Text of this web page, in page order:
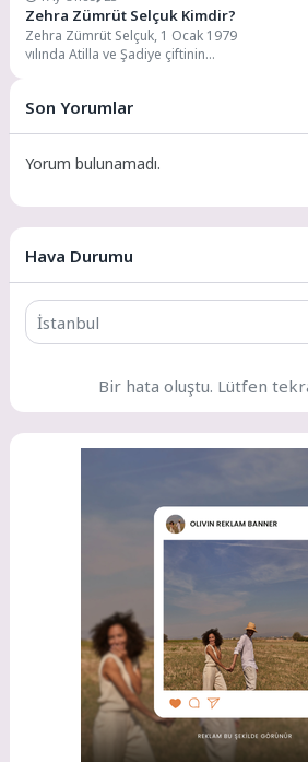
Zehra Zümrüt Selçuk Kimdir?
Zehra Zümrüt Selçuk, 1 Ocak 1979
yılında Atilla ve Şadiye çiftinin
Son Yorumlar
Yorum bulunamadı.
Hava Durumu
Bir hata oluştu. Lütfen